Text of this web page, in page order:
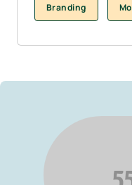
Branding